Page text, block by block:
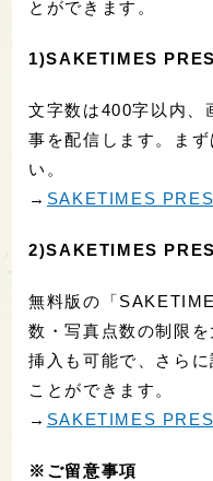
とができます。
1)SAKETIMES
文字数は400字以内、
事を配信します。ま
い。
→ SAKETIMES
2)SAKETIMES
無料版の「
数・写真点数の制限
挿入も可能で、さら
ことができます。
→ SAKETIMES
※ご留意事項